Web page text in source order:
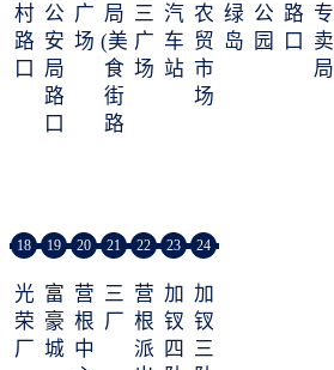
村
路
口
公
安
局
路
口
广
场
局
(美
食
街
路
三
广
场
汽
车
站
农
贸
市
场
绿
岛
公
园
路
口
专
卖
局
18
光
荣
厂
19
富
豪
城
20
营
根
中
21
三
厂
22
营
根
派
23
加
钗
四
24
加
钗
三